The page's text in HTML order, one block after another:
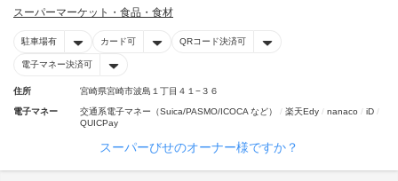
スーパーマーケット・食品・食材
駐車場有 カード可 QRコード決済可
電子マネー決済可
住所 宮崎県宮崎市波島１丁目４１−３６
電子マネー 交通系電子マネー（Suica/PASMO/ICOCA など） 楽天Edy nanaco
iD
QUICPay
スーパーびせのオーナー様ですか？